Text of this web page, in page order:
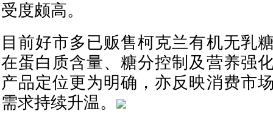
受度颇高。
目前好市多已贩售柯克兰有机无乳
在蛋白质含量、糖分控制及营养强
产品定位更为明确，亦反映消费市
需求持续升温。